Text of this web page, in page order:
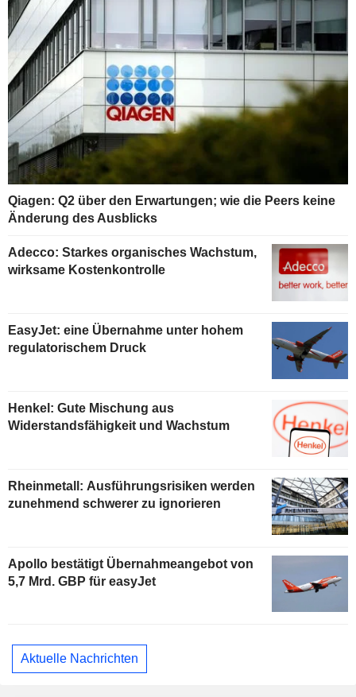
Qiagen: Q2 über den Erwartungen; wie die Peers keine
Änderung des Ausblicks
Adecco: Starkes organisches Wachstum,
wirksame Kostenkontrolle
EasyJet: eine Übernahme unter hohem
regulatorischem Druck
Henkel: Gute Mischung aus
Widerstandsfähigkeit und Wachstum
Rheinmetall: Ausführungsrisiken werden
zunehmend schwerer zu ignorieren
Apollo bestätigt Übernahmeangebot von
5,7 Mrd. GBP für easyJet
Aktuelle Nachrichten